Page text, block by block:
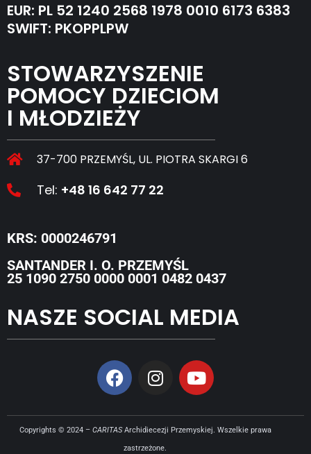
EUR: PL 52 1240 2568 1978 0010 6173 6383
SWIFT: PKOPPLPW
STOWARZYSZENIE
POMOCY DZIECIOM
I MŁODZIEŻY
37-700 PRZEMYŚL, UL. PIOTRA SKARGI 6
Tel: +48 16 642 77 22
KRS: 0000246791
SANTANDER I. O. PRZEMYŚL
25 1090 2750 0000 0001 0482 0437
NASZE SOCIAL MEDIA
Copyrights © 2024 – CARITASArchidiecezji Przemyskiej. Wszelkie prawa
zastrzeżone.